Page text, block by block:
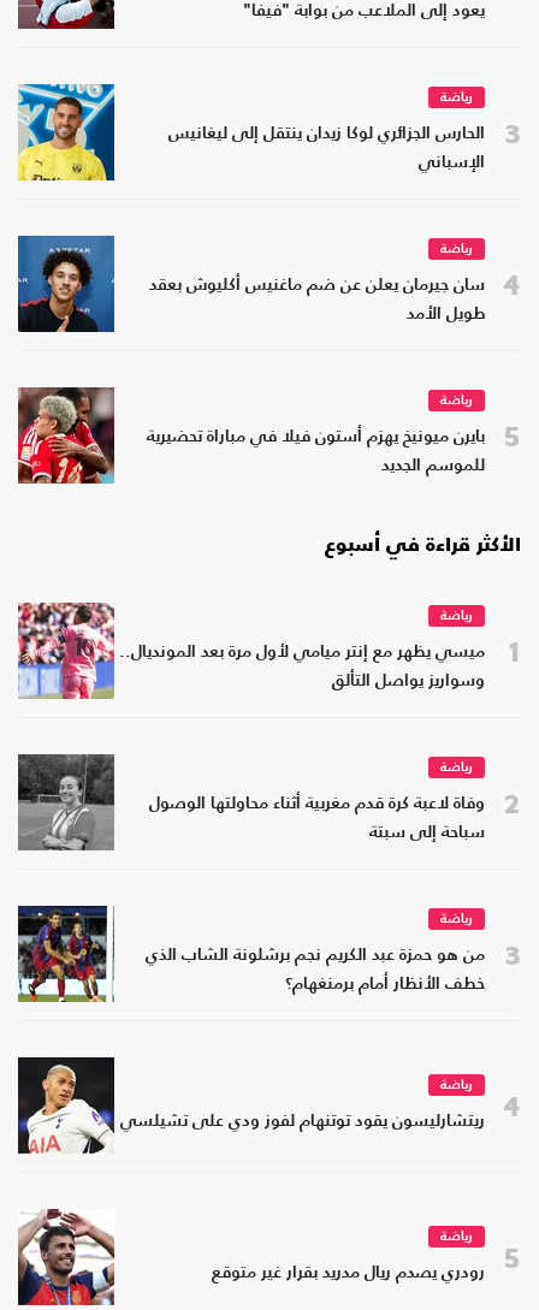
يعود إلى الملاعب من بوابة "فيفا"
3
رياضة
الحارس الجزائري لوكا زيدان ينتقل إلى ليغانيس
الإسباني
4
رياضة
سان جيرمان يعلن عن ضم ماغنيس أكليوش بعقد
طويل الأمد
5
رياضة
بايرن ميونيخ يهزم أستون فيلا في مباراة تحضيرية
للموسم الجديد
الأكثر قراءة في أسبوع
1
رياضة
ميسي يظهر مع إنتر ميامي لأول مرة بعد المونديال..
وسواريز يواصل التألق
2
رياضة
وفاة لاعبة كرة قدم مغربية أثناء محاولتها الوصول
سباحة إلى سبتة
3
رياضة
من هو حمزة عبد الكريم نجم برشلونة الشاب الذي
خطف الأنظار أمام برمنغهام؟
4
رياضة
ريتشارليسون يقود توتنهام لفوز ودي على تشيلسي
5
رياضة
رودري يصدم ريال مدريد بقرار غير متوقع